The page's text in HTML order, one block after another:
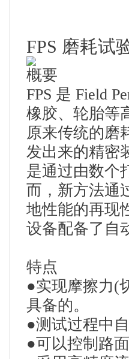
FPS 磨耗试
概要
FPS 是 Field
橡胶、轮胎等
原来传统的磨
发出来的精密
是通过由数个
而，新方法通
地性能的再现
设备配备了自
特点
●实现摩擦力(
具备的。
●测试过程中
●可以控制路